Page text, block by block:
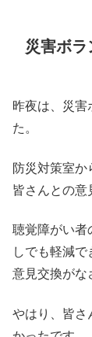
災害ボ
昨夜は、災害
た。
防災対策室か
皆さんとの意
聴覚障がい者
しでも軽減
意見交換がな
やはり、皆さ